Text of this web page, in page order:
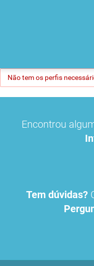
Não tem os perfis
Encontrou
Tem dúvidas?